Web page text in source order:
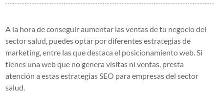
A la hora de conseguir aumentar las ventas de tu negocio del
sector salud, puedes optar por diferentes estrategias de
marketing, entre las que destaca el posicionamiento web. Si
tienes una web que no genera visitas ni ventas, presta
atención a estas estrategias SEO para empresas del sector
salud.